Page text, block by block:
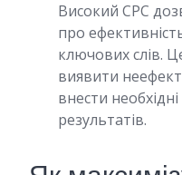
Високий CPC
про
ключових слів.
виявити
внести
результатів.